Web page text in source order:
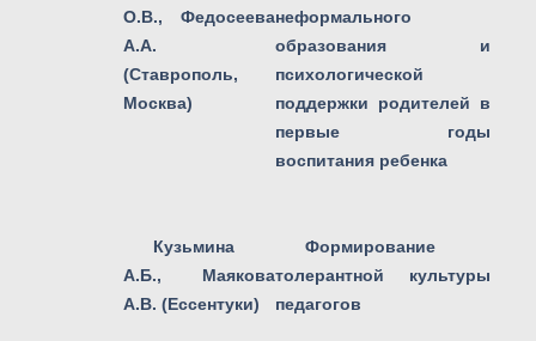
О.В., Федосеева
А.А.
(Ставрополь,
Москва)
неформального
образования и
психологической
поддержки родителей в
первые годы
воспитания ребенка
Кузьмина
А.Б., Маякова
А.В. (Ессентуки)
Формирование
толерантной культуры
педагогов